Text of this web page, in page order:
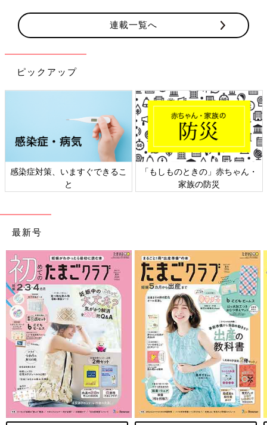
連載一覧へ
ピックアップ
日本外来小児科学会リーフレッ
ト検討会
六星占術 細木かおりさんの人生
相談
最新号